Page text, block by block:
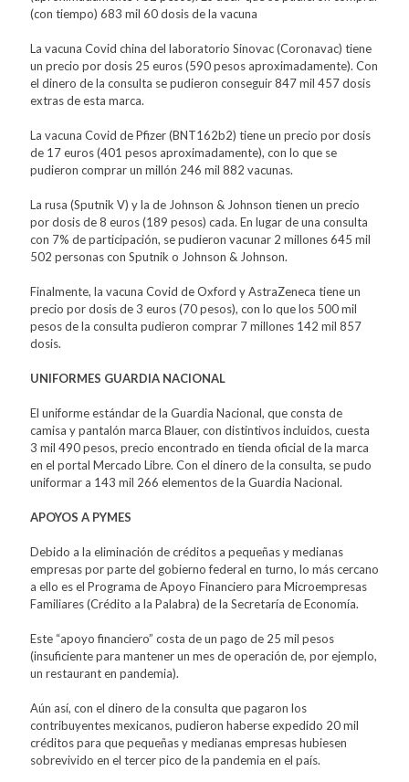
(con tiempo) 683 mil 60 dosis de la vacuna
La vacuna Covid china del laboratorio Sinovac (Coronavac) tiene
un precio por dosis 25 euros (590 pesos aproximadamente). Con
el dinero de la consulta se pudieron conseguir 847 mil 457 dosis
extras de esta marca.
La vacuna Covid de Pfizer (BNT162b2) tiene un precio por dosis
de 17 euros (401 pesos aproximadamente), con lo que se
pudieron comprar un millón 246 mil 882 vacunas.
La rusa (Sputnik V) y la de Johnson & Johnson tienen un precio
por dosis de 8 euros (189 pesos) cada. En lugar de una consulta
con 7% de participación, se pudieron vacunar 2 millones 645 mil
502 personas con Sputnik o Johnson & Johnson.
Finalmente, la vacuna Covid de Oxford y AstraZeneca tiene un
precio por dosis de 3 euros (70 pesos), con lo que los 500 mil
pesos de la consulta pudieron comprar 7 millones 142 mil 857
dosis.
UNIFORMES GUARDIA NACIONAL
El uniforme estándar de la Guardia Nacional, que consta de
camisa y pantalón marca Blauer, con distintivos incluidos, cuesta
3 mil 490 pesos, precio encontrado en tienda oficial de la marca
en el portal Mercado Libre. Con el dinero de la consulta, se pudo
uniformar a 143 mil 266 elementos de la Guardia Nacional.
APOYOS A PYMES
Debido a la eliminación de créditos a pequeñas y medianas
empresas por parte del gobierno federal en turno, lo más cercano
a ello es el Programa de Apoyo Financiero para Microempresas
Familiares (Crédito a la Palabra) de la Secretaría de Economía.
Este “apoyo financiero” costa de un pago de 25 mil pesos
(insuficiente para mantener un mes de operación de, por ejemplo,
un restaurant en pandemia).
Aún así, con el dinero de la consulta que pagaron los
contribuyentes mexicanos, pudieron haberse expedido 20 mil
créditos para que pequeñas y medianas empresas hubiesen
sobrevivido en el tercer pico de la pandemia en el país.